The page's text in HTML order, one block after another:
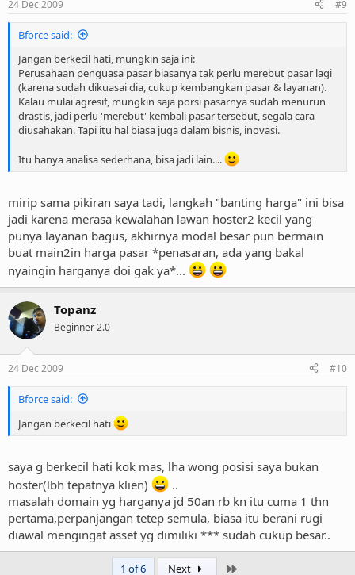
24 Dec 2009 #9
Bforce said:
Jangan berkecil hati, mungkin saja ini:
Perusahaan penguasa pasar biasanya tak perlu merebut pasar lagi
(karena sudah dikuasai dia, cukup kembangkan pasar & layanan).
Kalau mulai agresif, mungkin saja porsi pasarnya sudah menurun
drastis, jadi perlu 'merebut' kembali pasar tersebut, segala cara
diusahakan. Tapi itu hal biasa juga dalam bisnis, inovasi.
Itu hanya analisa sederhana, bisa jadi lain....
mirip sama pikiran saya tadi, langkah "banting harga" ini bisa
jadi karena merasa kewalahan lawan hoster2 kecil yang
punya layanan bagus, akhirnya modal besar pun bermain
buat main2in harga pasar *penasaran, ada yang bakal
nyaingin harganya doi gak ya*...
Topanz
Beginner 2.0
24 Dec 2009 #10
Bforce said:
Jangan berkecil hati
saya g berkecil hati kok mas, lha wong posisi saya bukan
hoster(lbh tepatnya klien)
..
masalah domain yg harganya jd 50an rb kn itu cuma 1 thn
pertama,perpanjangan tetep semula, biasa itu berani rugi
diawal mengingat asset yg dimiliki *** sudah cukup besar..
1 of 6 Next